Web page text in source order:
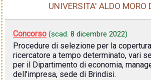
UNIVERSITA' ALDO MORO
Concorso (scad. 8 dicembre 2022)
Procedure di selezione per la
ricercatore a tempo determinato, vari
per il Dipartimento di economia,
dell'impresa, sede di Brindisi.